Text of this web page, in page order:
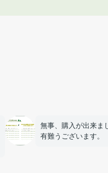
無事、購入が出来ま
有難うございます。